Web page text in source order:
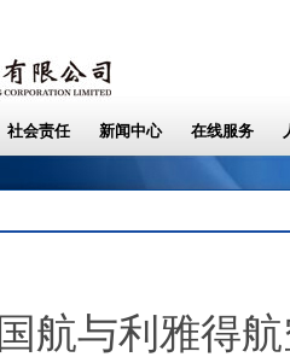
国航与利雅得